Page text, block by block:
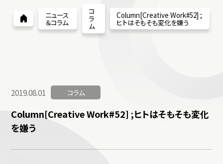
ニュース
＆コラム
コ
ラ
ム
Column[Creative Work#52] ;
ヒトはそもそも変化を嫌う
2019.08.01 コラム
Column[Creative Work#52] ;ヒトはそもそも変化
を嫌う